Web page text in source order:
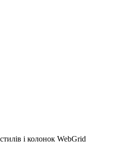
і колонок WebGrid